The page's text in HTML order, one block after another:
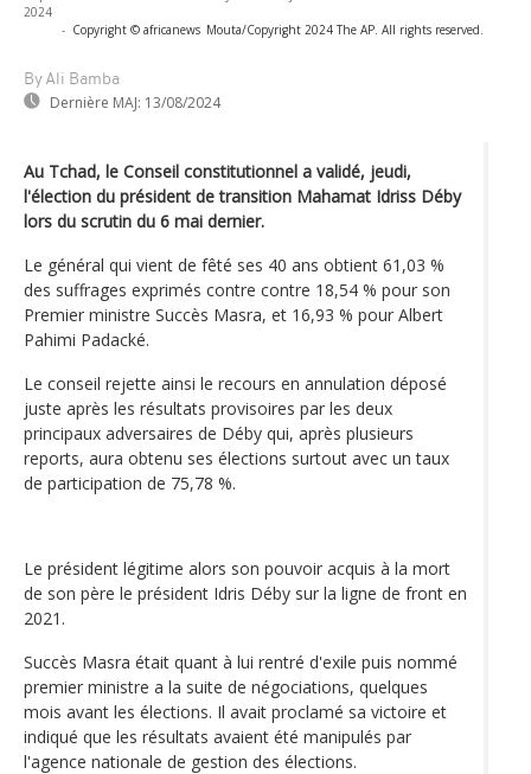
2024
- Copyright © africanews Mouta/Copyright 2024 The AP. All rights reserved.
By Ali Bamba
Dernière MAJ: 13/08/2024
Au Tchad, le Conseil constitutionnel a validé, jeudi,
l'élection du président de transition Mahamat Idriss Déby
lors du scrutin du 6 mai dernier.
Le général qui vient de fêté ses 40 ans obtient 61,03 %
des suffrages exprimés contre contre 18,54 % pour son
Premier ministre Succès Masra, et 16,93 % pour Albert
Pahimi Padacké.
Le conseil rejette ainsi le recours en annulation déposé
juste après les résultats provisoires par les deux
principaux adversaires de Déby qui, après plusieurs
reports, aura obtenu ses élections surtout avec un taux
de participation de 75,78 %.
Le président légitime alors son pouvoir acquis à la mort
de son père le président Idris Déby sur la ligne de front en
2021.
Succès Masra était quant à lui rentré d'exile puis nommé
premier ministre a la suite de négociations, quelques
mois avant les élections. Il avait proclamé sa victoire et
indiqué que les résultats avaient été manipulés par
l'agence nationale de gestion des élections.